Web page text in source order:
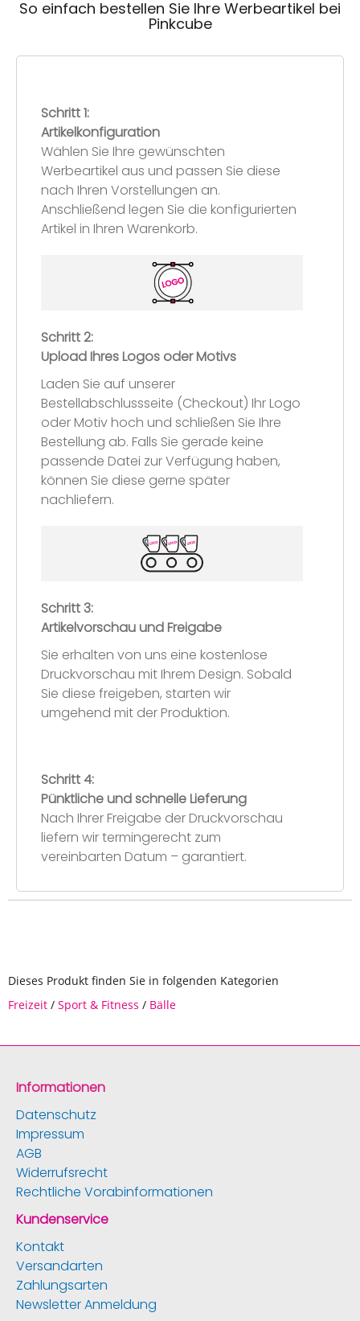
So einfach bestellen Sie Ihre Werbeartikel bei
Pinkcube
Schritt 1:
Artikelkonfiguration
Wählen Sie Ihre gewünschten
Werbeartikel aus und passen Sie diese
nach Ihren Vorstellungen an.
Anschließend legen Sie die konfigurierten
Artikel in Ihren Warenkorb.
Schritt 2:
Upload Ihres Logos oder Motivs
Laden Sie auf unserer
Bestellabschlussseite (Checkout) Ihr Logo
oder Motiv hoch und schließen Sie Ihre
Bestellung ab. Falls Sie gerade keine
passende Datei zur Verfügung haben,
können Sie diese gerne später
nachliefern.
Schritt 3:
Artikelvorschau und Freigabe
Sie erhalten von uns eine kostenlose
Druckvorschau mit Ihrem Design. Sobald
Sie diese freigeben, starten wir
umgehend mit der Produktion.
Schritt 4:
Pünktliche und schnelle Lieferung
Nach Ihrer Freigabe der Druckvorschau
liefern wir termingerecht zum
vereinbarten Datum – garantiert.
Dieses Produkt finden Sie in folgenden Kategorien
Freizeit / Sport & Fitness / Bälle
Informationen
Datenschutz
Impressum
AGB
Widerrufsrecht
Rechtliche Vorabinformationen
Kundenservice
Kontakt
Versandarten
Zahlungsarten
Newsletter Anmeldung